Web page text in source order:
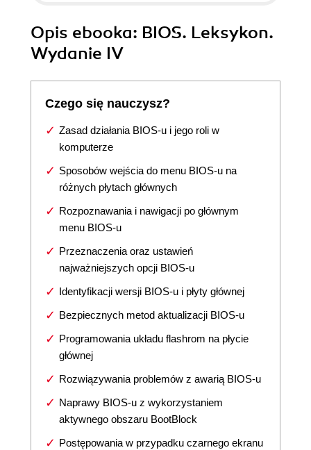
Opis ebooka: BIOS. Leksykon.
Wydanie IV
Czego się nauczysz?
Zasad działania BIOS-u i jego roli w
komputerze
Sposobów wejścia do menu BIOS-u na
różnych płytach głównych
Rozpoznawania i nawigacji po głównym
menu BIOS-u
Przeznaczenia oraz ustawień
najważniejszych opcji BIOS-u
Identyfikacji wersji BIOS-u i płyty głównej
Bezpiecznych metod aktualizacji BIOS-u
Programowania układu flashrom na płycie
głównej
Rozwiązywania problemów z awarią BIOS-u
Naprawy BIOS-u z wykorzystaniem
aktywnego obszaru BootBlock
Postępowania w przypadku czarnego ekranu